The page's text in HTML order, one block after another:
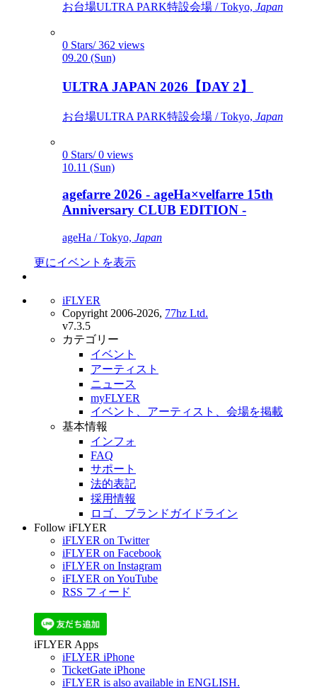
お台場ULTRA PARK特設会場 / Tokyo, Japan
0 Stars/ 362 views
09.20 (Sun)
ULTRA JAPAN 2026【DAY 2】
お台場ULTRA PARK特設会場 / Tokyo, Japan
0 Stars/ 0 views
10.11 (Sun)
agefarre 2026 - ageHa×velfarre 15th
Anniversary CLUB EDITION -
ageHa / Tokyo, Japan
更にイベントを表示
iFLYER
Copyright 2006-2026, 77hz Ltd.
v7.3.5
カテゴリー
イベント
アーティスト
ニュース
myFLYER
イベント、アーティスト、会場を掲載
基本情報
インフォ
FAQ
サポート
法的表記
採用情報
ロゴ、ブランドガイドライン
Follow iFLYER
iFLYER on Twitter
iFLYER on Facebook
iFLYER on Instagram
iFLYER on YouTube
RSS フィード
iFLYER Apps
iFLYER iPhone
TicketGate iPhone
iFLYER is also available in ENGLISH.